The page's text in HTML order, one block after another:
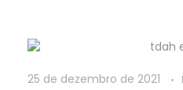
25 de dezembro de 2021